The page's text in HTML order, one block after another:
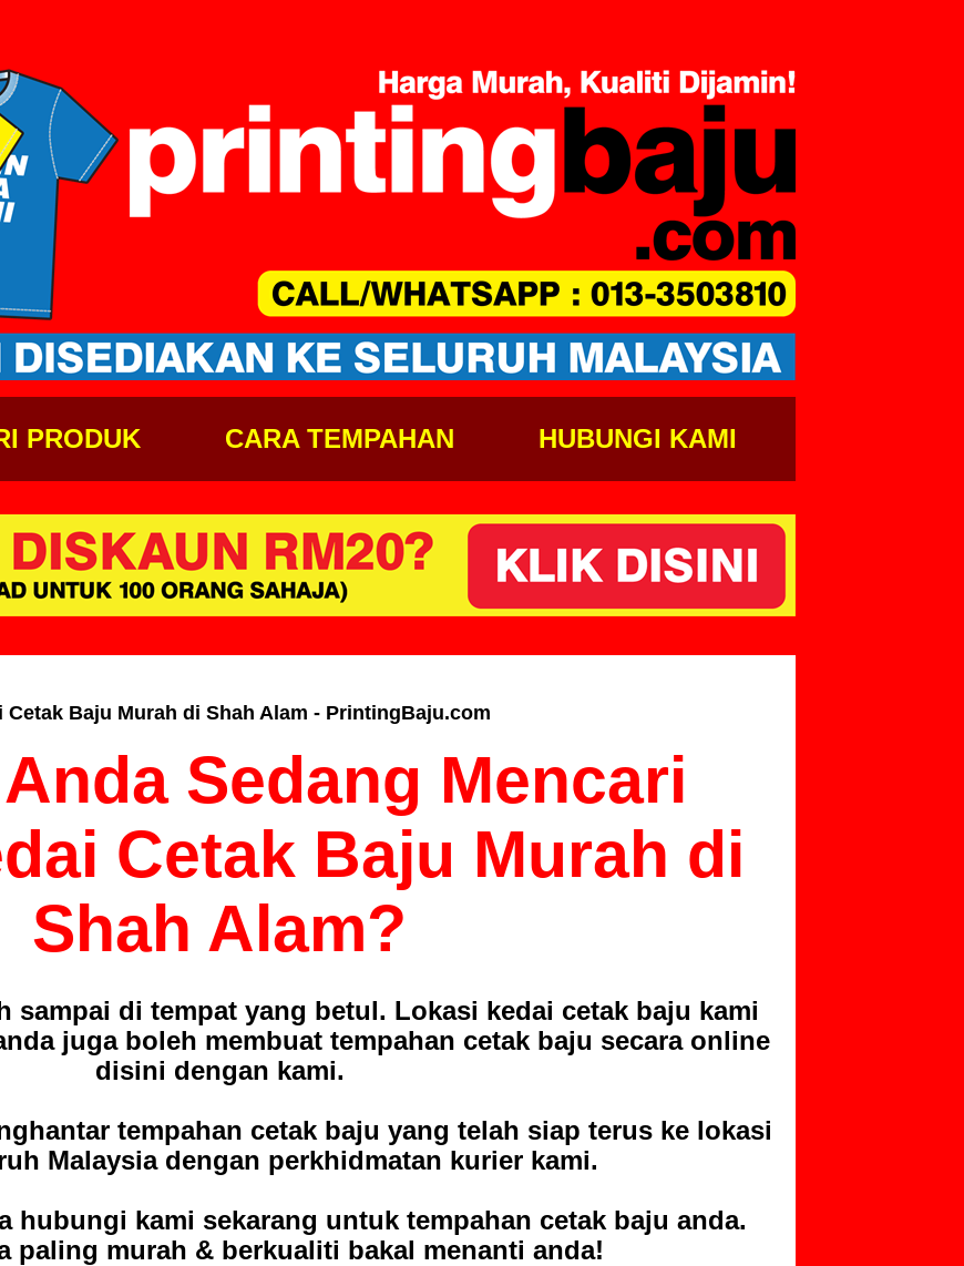
PRODUK CARA TEMPAHAN HUBUNGI KAMI
Cetak Baju Murah di Shah Alam - PrintingBaju.com
Sedang Mencari
Cetak Baju Murah di
Shah Alam?
sampai di tempat yang betul. Lokasi kedai cetak baju kami
juga boleh membuat tempahan cetak baju secara online
disini dengan kami.
tempahan cetak baju yang telah siap terus ke lokasi
Malaysia dengan perkhidmatan kurier kami.
hubungi kami sekarang untuk tempahan cetak baju anda.
paling murah & berkualiti bakal menanti anda!